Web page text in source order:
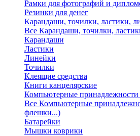
Рамки для фотографий и
Резинки для денег
Карандаши, точилки, ластики,
Все Карандаши, точилки,
Карандаши
Ластики
Линейки
Точилки
Клеящие средства
Книги канцелярские
Компьютерные
Все Компьютерные
флешки...)
Батарейки
Мышки коврики